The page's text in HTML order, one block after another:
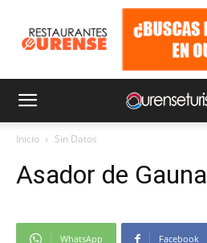
Inicio Sin Datos
Asador de Gauna
WhatsApp Facebook